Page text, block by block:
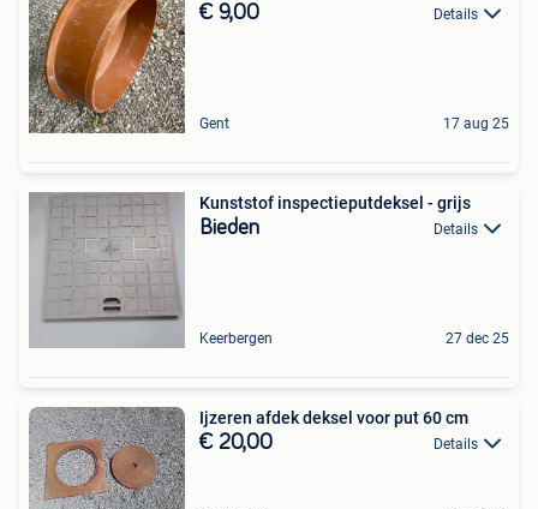
€ 9,00 Details
Gent 17 aug 25
Kunststof inspectieputdeksel - grijs
Bieden Details
Keerbergen 27 dec 25
Ijzeren afdek deksel voor put 60 cm
€ 20,00 Details